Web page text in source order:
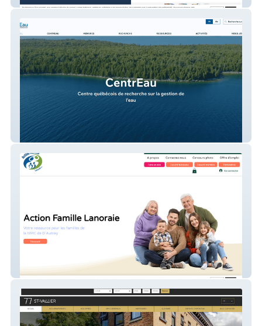
CentrEau
Action Famille Lanoraie